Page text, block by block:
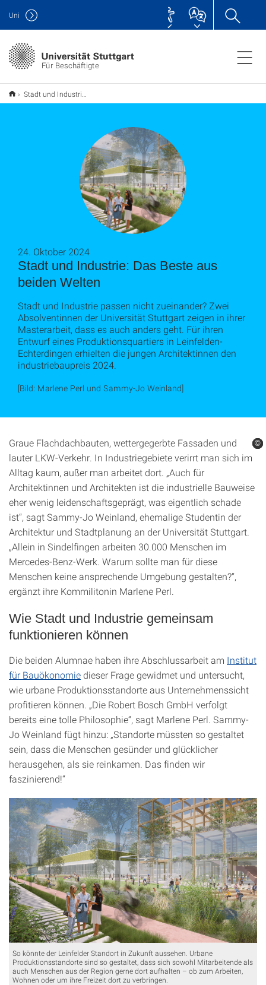
Für Beschäftigte
Uni
Stadt und Industrie: Das Beste aus beiden Welten
Stadt und Industrie: Das Beste aus
beiden Welten
24. Oktober 2024
Stadt und Industrie passen nicht zueinander? Zwei
Absolventinnen der Universität Stuttgart zeigen in ihrer
Masterarbeit, dass es auch anders geht. Für ihren
Entwurf eines Produktionsquartiers in Leinfelden-
Echterdingen erhielten die jungen Architektinnen den
industriebaupreis 2024.
[Bild: Marlene Perl und Sammy-Jo Weinland]
Graue Flachdachbauten, wettergegerbte Fassaden und
lauter LKW-Verkehr. In Industriegebiete verirrt man sich im
Alltag kaum, außer man arbeitet dort. „Auch für
Architektinnen und Architekten ist die industrielle Bauweise
eher wenig leidenschaftsgeprägt, was eigentlich schade
ist“, sagt Sammy-Jo Weinland, ehemalige Studentin der
Architektur und Stadtplanung an der Universität Stuttgart.
„Allein in Sindelfingen arbeiten 30.000 Menschen im
Mercedes-Benz-Werk. Warum sollte man für diese
Menschen keine ansprechende Umgebung gestalten?“,
ergänzt ihre Kommilitonin Marlene Perl.
Wie Stadt und Industrie gemeinsam
funktionieren können
Die beiden Alumnae haben ihre Abschlussarbeit am Institut
für Bauökonomiedieser Frage gewidmet und untersucht,
wie urbane Produktionsstandorte aus Unternehmenssicht
profitieren können. „Die Robert Bosch GmbH verfolgt
bereits eine tolle Philosophie“, sagt Marlene Perl. Sammy-
Jo Weinland fügt hinzu: „Standorte müssten so gestaltet
sein, dass die Menschen gesünder und glücklicher
herausgehen, als sie reinkamen. Das finden wir
faszinierend!“
©
So könnte der Leinfelder Standort in Zukunft aussehen. Urbane
Produktionsstandorte sind so gestaltet, dass sich sowohl Mitarbeitende als
auch Menschen aus der Region gerne dort aufhalten – ob zum Arbeiten,
Wohnen oder um ihre Freizeit dort zu verbringen.
©
©
©